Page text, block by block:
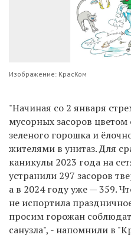
Изображение: КрасКом
"Начиная со 2 января
мусорных засоров
зеленого горошка и
жителями в унитаз. Для
каникулы 2023 года на
устранили 297 засоров
а в 2024 году уже — 359.
не испортила
просим горожан
санузла", - напомнили в